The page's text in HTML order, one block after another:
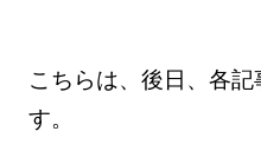
こちらは、後日、各
す。